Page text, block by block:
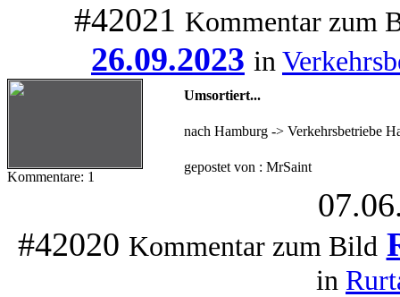
#42021 Kommentar zum
26.09.2023 in
Kommentare: 1
Umsortiert...
nach Hamburg -> Verkehrsbetriebe
gepostet von : MrSaint
#42020 Kommentar zum Bild
in